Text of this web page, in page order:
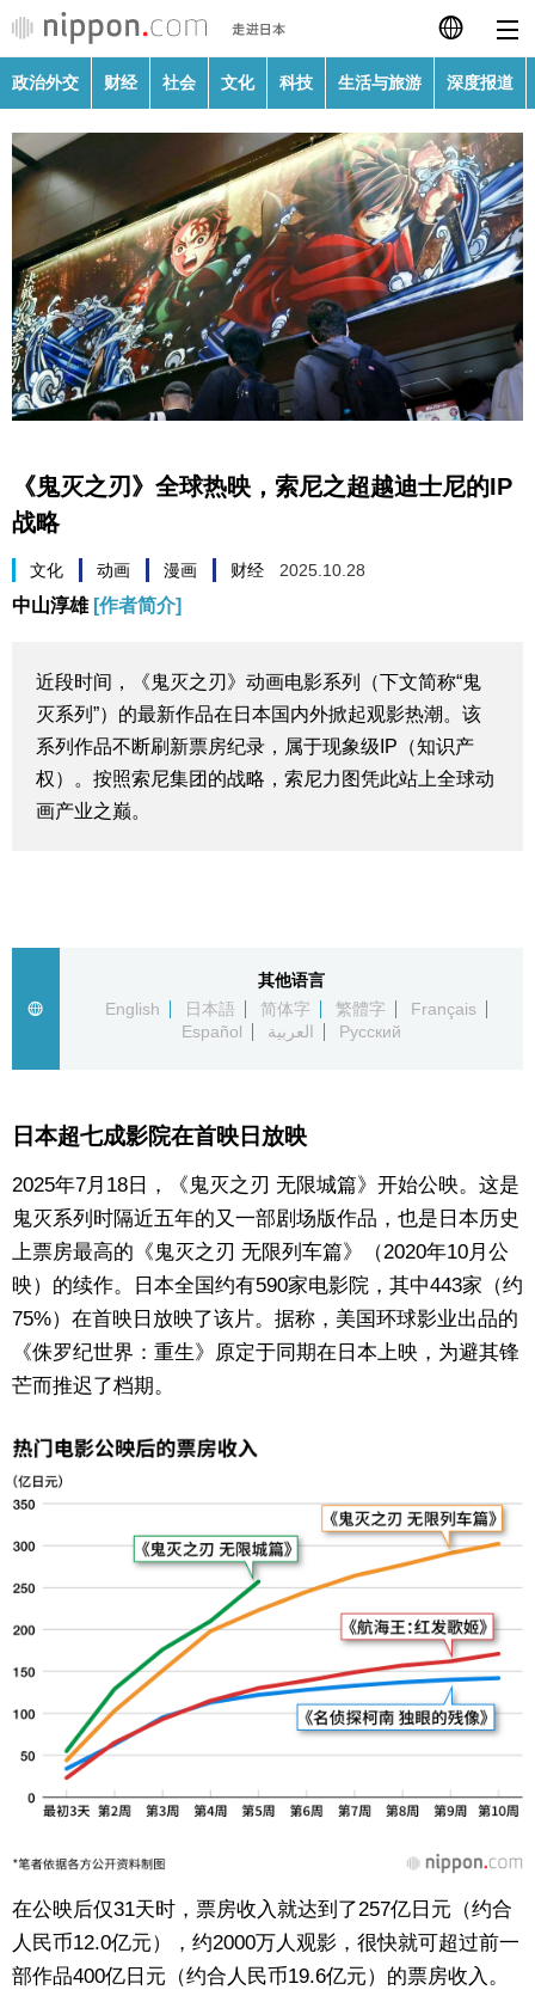
日本語
English
繁體字
Français
العربية
政治外交
财经
社会
科技
生活与旅游
视觉日本
新闻
编辑部通知
SNS
政治外交 财经 社会 文化 科技 生活与旅游 深度报道
《鬼灭之刃》全球热映，索尼之超越迪士尼的IP
战略
文化 动画 漫画 财经 2025.10.28
中山淳雄 [作者简介]
近段时间，《鬼灭之刃》动画电影系列（下文简称“鬼
灭系列”）的最新作品在日本国内外掀起观影热潮。该
系列作品不断刷新票房纪录，属于现象级IP（知识产
权）。按照索尼集团的战略，索尼力图凭此站上全球动
画产业之巅。
其他语言
English
日本語 简体字 繁體字
Français
Español
العربية Русский
日本超七成影院在首映日放映
2025年7月18日，《鬼灭之刃 无限城篇》开始公映。这是
鬼灭系列时隔近五年的又一部剧场版作品，也是日本历史
上票房最高的《鬼灭之刃 无限列车篇》（2020年10月公
映）的续作。日本全国约有590家电影院，其中443家（约
75%）在首映日放映了该片。据称，美国环球影业出品的
《侏罗纪世界：重生》原定于同期在日本上映，为避其锋
芒而推迟了档期。
在公映后仅31天时，票房收入就达到了257亿日元（约合
人民币12.0亿元），约2000万人观影，很快就可超过前一
部作品400亿日元（约合人民币19.6亿元）的票房收入。